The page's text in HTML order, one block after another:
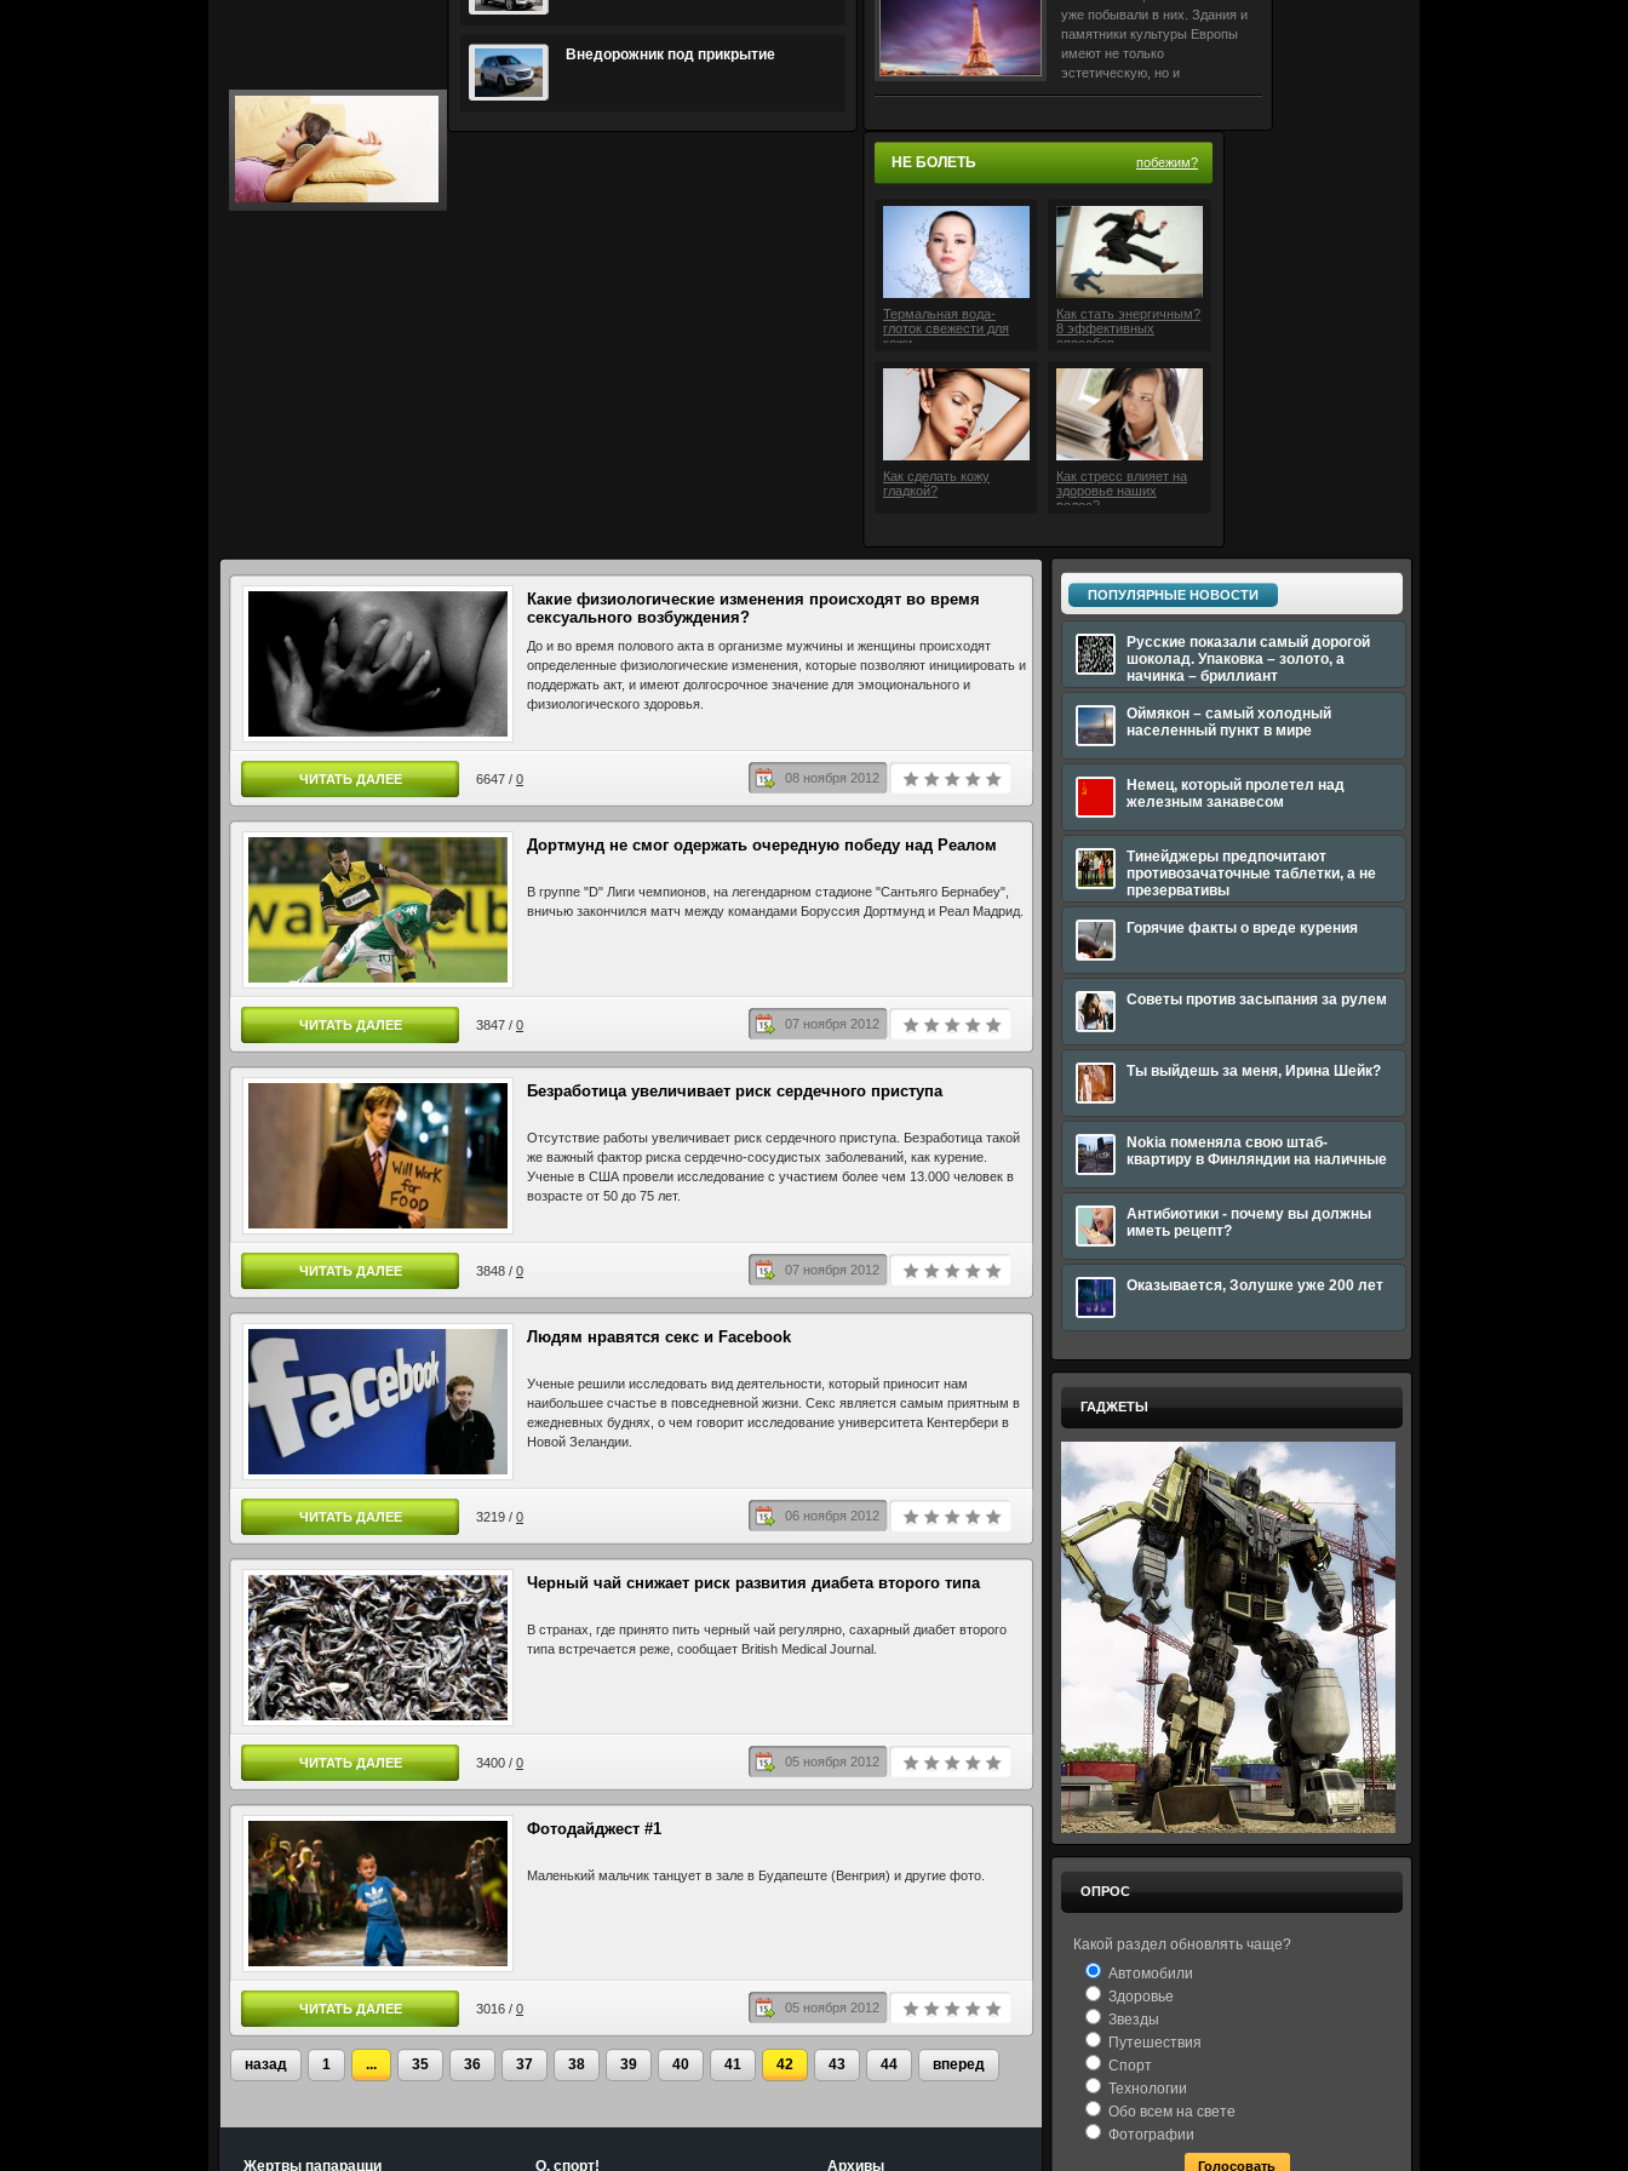
Внедорожник под прикрытие
уже побывали в них. Здания и
памятники культуры Европы
имеют не только
эстетическую, но и
экономическую ценность,
«Handelsblatt». Новое
НЕ БОЛЕТЬ побежим?
Термальная вода-
глоток свежести для
кожи
Как стать энергичным?
8 эффективных
способов
Как сделать кожу
гладкой?
Как стресс влияет на
здоровье наших
волос?
Какие физиологические изменения происходят во время
сексуального возбуждения?
До и во время полового акта в организме мужчины и женщины происходят
определенные физиологические изменения, которые позволяют инициировать и
поддержать акт, и имеют долгосрочное значение для эмоционального и
физиологического здоровья.
ЧИТАТЬ ДАЛЕЕ 6647 / 0 08 ноября 2012
Дортмунд не смог одержать очередную победу над Реалом
В группе "D" Лиги чемпионов, на легендарном стадионе "Сантьяго Бернабеу",
вничью закончился матч между командами Боруссия Дортмунд и Реал Мадрид.
ЧИТАТЬ ДАЛЕЕ 3847 / 0 07 ноября 2012
Безработица увеличивает риск сердечного приступа
Отсутствие работы увеличивает риск сердечного приступа. Безработица такой
же важный фактор риска сердечно-сосудистых заболеваний, как курение.
Ученые в США провели исследование с участием более чем 13.000 человек в
возрасте от 50 до 75 лет.
ЧИТАТЬ ДАЛЕЕ 3848 / 0 07 ноября 2012
Людям нравятся секс и Facebook
Ученые решили исследовать вид деятельности, который приносит нам
наибольшее счастье в повседневной жизни. Секс является самым приятным в
ежедневных буднях, о чем говорит исследование университета Кентербери в
Новой Зеландии.
ЧИТАТЬ ДАЛЕЕ 3219 / 0 06 ноября 2012
Черный чай снижает риск развития диабета второго типа
В странах, где принято пить черный чай регулярно, сахарный диабет второго
типа встречается реже, сообщает British Medical Journal.
ЧИТАТЬ ДАЛЕЕ 3400 / 0 05 ноября 2012
Фотодайджест #1
Маленький мальчик танцует в зале в Будапеште (Венгрия) и другие фото.
ЧИТАТЬ ДАЛЕЕ 3016 / 0 05 ноября 2012
назад 1 ... 35 36 37 38 39 40 41 42 43 44 вперед
Жертвы папарацци О, спорт! Архивы
ПОПУЛЯРНЫЕ НОВОСТИ
Русские показали самый дорогой
шоколад. Упаковка – золото, а
начинка – бриллиант
Оймякон – самый холодный
населенный пункт в мире
Немец, который пролетел над
железным занавесом
Тинейджеры предпочитают
противозачаточные таблетки, а не
презервативы
Горячие факты о вреде курения
Советы против засыпания за рулем
Ты выйдешь за меня, Ирина Шейк?
Nokia поменяла свою штаб-
квартиру в Финляндии на наличные
Антибиотики - почему вы должны
иметь рецепт?
Оказывается, Золушке уже 200 лет
ГАДЖЕТЫ
ОПРОС
Какой раздел обновлять чаще?
Автомобили
Здоровье
Звезды
Путешествия
Спорт
Технологии
Обо всем на свете
Фотографии